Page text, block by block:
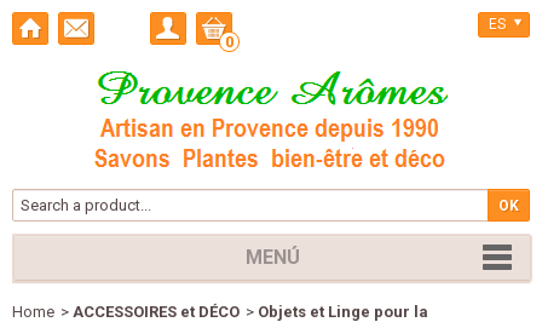
0
ES
MENÚ
Home > ACCESSOIRES et DÉCO > Objets et Linge pour la